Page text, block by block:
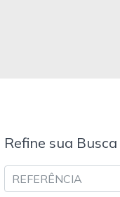
Refine sua Busca